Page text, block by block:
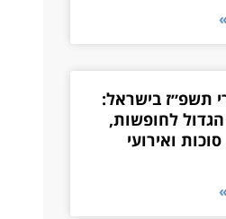
תשפ״ז בישראל:
לחופשות,
ואירועי